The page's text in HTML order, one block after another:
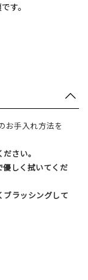
す。
お手入れ方法を
さい。
しく拭いてくだ
ラッシングして